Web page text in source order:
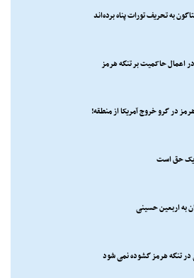
به تحریف تورات پناه برده‌اند
اعمال حاکمیت بر تنگه هرمز
در گرو خروج آمریکا از منطقه!
یک حق است
به اربعین حسینی
تنگه هرمز گشوده نمی شود